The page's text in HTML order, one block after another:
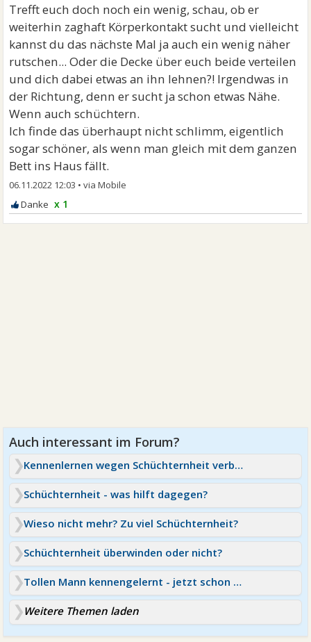
Trefft euch doch noch ein wenig, schau, ob er
weiterhin zaghaft Körperkontakt sucht und vielleicht
kannst du das nächste Mal ja auch ein wenig näher
rutschen... Oder die Decke über euch beide verteilen
und dich dabei etwas an ihn lehnen?! Irgendwas in
der Richtung, denn er sucht ja schon etwas Nähe.
Wenn auch schüchtern.
Ich finde das überhaupt nicht schlimm, eigentlich
sogar schöner, als wenn man gleich mit dem ganzen
Bett ins Haus fällt.
06.11.2022 12:03 •
x 1
Kennenlernen wegen Schüchternheit verbockt
Schüchternheit - was hilft dagegen?
Wieso nicht mehr? Zu viel Schüchternheit?
Schüchternheit überwinden oder nicht?
Tollen Mann kennengelernt - jetzt schon alles kaputt?
Weitere Themen laden